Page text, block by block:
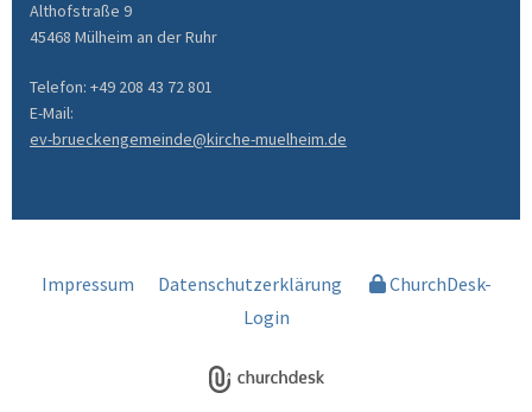
Althofstraße 9
45468 Mülheim an der Ruhr
Telefon: +49 208 43 72 801
E-Mail:
ev-brueckengemeinde@kirche-muelheim.de
Impressum Datenschutzerklärung
ChurchDesk-
Login